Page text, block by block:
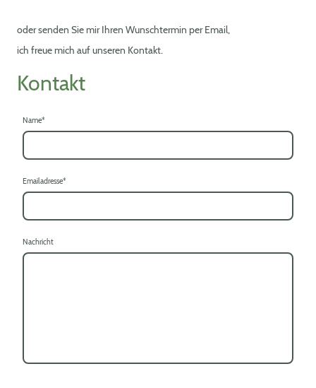
oder senden Sie mir Ihren Wunschtermin per Email,
ich freue mich auf unseren Kontakt.
Kontakt
Name*
Emailadresse*
Nachricht